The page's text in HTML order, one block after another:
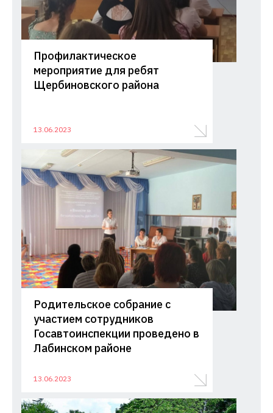
Профилактическое
мероприятие для ребят
Щербиновского района
13.06.2023
Родительское собрание с
участием сотрудников
Госавтоинспекции проведено в
Лабинском районе
13.06.2023